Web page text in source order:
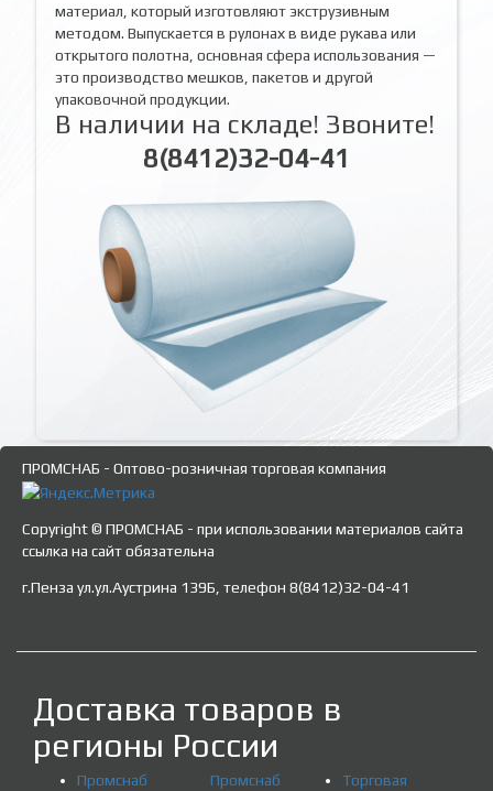
материал, который изготовляют экструзивным
методом. Выпускается в рулонах в виде рукава или
открытого полотна, основная сфера использования —
это производство мешков, пакетов и другой
упаковочной продукции.
В наличии на складе! Звоните!
8(8412)32-04-41
ПРОМСНАБ - Оптово-розничная торговая компания
Copyright © ПРОМСНАБ - при использовании материалов сайта
ссылка на сайт обязательна
г.Пенза ул.ул.Аустрина 139Б, телефон 8(8412)32-04-41
Доставка товаров в
регионы России
Промснаб
Промснаб
Торговая